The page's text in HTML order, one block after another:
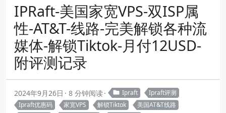
IPRaft-美国家宽VPS-双ISP属
性-AT&T-线路-完美解锁各种流
媒体-解锁Tiktok-月付12USD-
附评测记录
2024年9月26日 8 分钟阅读 Ipraft
Ipraft评测
Ipraft优惠码
家宽VPS 解锁Tiktok
美国AT&T线路